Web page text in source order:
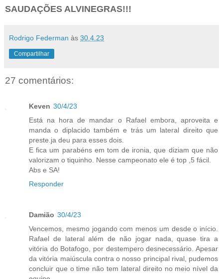
SAUDAÇÕES ALVINEGRAS!!!
Rodrigo Federman às 30.4.23
Compartilhar
27 comentários:
Keven 30/4/23
Está na hora de mandar o Rafael embora, aproveita e
manda o diplacido também e trás um lateral direito que
preste.ja deu para esses dois.
E fica um parabéns em tom de ironia, que diziam que não
valorizam o tiquinho. Nesse campeonato ele é top ,5 fácil.
Abs e SA!
Responder
Damião 30/4/23
Vencemos, mesmo jogando com menos um desde o início.
Rafael de lateral além de não jogar nada, quase tira a
vitória do Botafogo, por destempero desnecessário. Apesar
da vitória maiúscula contra o nosso principal rival, pudemos
concluir que o time não tem lateral direito no meio nível da